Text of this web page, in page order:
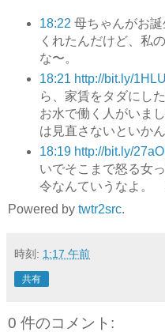
18:22 母ちゃんがお
くれたんだけど、私
な〜。
18:21 http://bit.ly/
ら、家賃をタダにし
お水で働く人がいま
は見直さないといか
18:19 http://bit.ly/
いでそこまで怒る女
令なんていうなよ。
Powered by twtr2src.
時刻: 1:17 午前
共有
0 件のコメント: